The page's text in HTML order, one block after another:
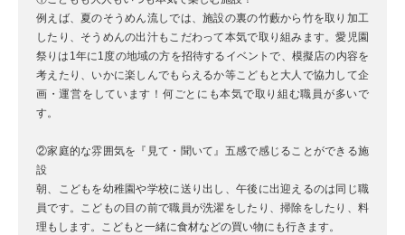
例えば、夏のそうめん流しでは、施設の裏の竹藪から竹を取り加工
したり、そうめんの出汁もこだわって本気で取り組みます。愛児園
祭りは1年に1度の地域の方を招待するイベントで、模擬店の内容を
考えたり、いかに楽しんでもらえるか等こどもと大人で協力して企
画・運営をしています！何ごとにも本気で取り組む職員が多いで
す。
②家庭的な雰囲気を『見て・聞いて』五感で感じることができる施
設
朝、こどもを幼稚園や学校に送り出し、午後に出迎えるのは同じ職
員です。こどもの目の前で職員が洗濯をしたり、掃除をしたり、料
理もします。こどもと一緒に食材などの買い物にも行きます。